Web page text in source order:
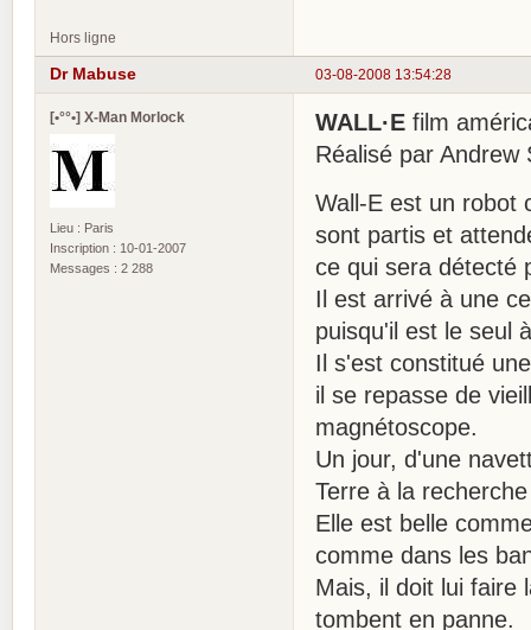
Hors ligne
03-08-2008 13:54:28
Dr Mabuse
[•°°•] X-Man Morlock
Lieu : Paris
Inscription : 10-01-2007
Messages : 2 288
WALL·E film
Réalisé par Andrew
Wall-E est un robot
sont partis et
ce qui sera détecté
Il est arrivé à une
puisqu'il est le seul
Il s'est constitué
il se repasse de
magnétoscope.
Un jour, d'une
Terre à la
Elle est belle
comme dans les
Mais, il doit lui faire
tombent en panne.